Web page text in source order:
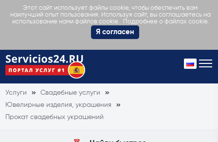
Этот сайт использует файлы cookie, чтобы обеспечить вам
наилучший опыт пользования. Используя сайт, вы соглашаетесь на
использование нами файлов cookie.
Подробнее о файлах cookie.
Я согласен
Услуги
Свадебные услуги
Ювелирные изделия, украшения
Прокат свадебных украшений